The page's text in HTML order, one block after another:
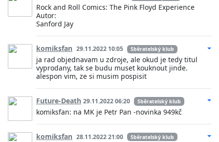
Rock and Roll Comics: The Pink Floyd Experience
Autor:
Sanford Jay
komiksfan 29.11.2022 10:05 Sběratelský klub
ja rad objednavam u zdroje, ale okud je tedy titul
vyprodany, tak se budu muset kouknout jinde.
alespon vim, ze si musim pospisit
Future-Death 29.11.2022 06:20 Sběratelský klub
komiksfan: na MK je Petr Pan -novinka 949kč
komiksfan 28.11.2022 21:00 Sběratelský klub